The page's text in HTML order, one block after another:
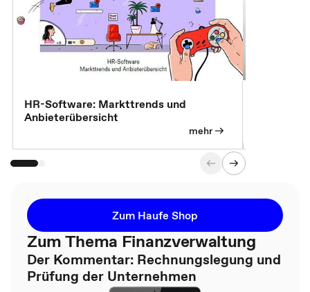
HR-Software: Markttrends und
Anbieterübersicht
mehr
Zum Haufe Shop
Zum Thema Finanzverwaltung
Der Kommentar: Rechnungslegung und
Prüfung der Unternehmen